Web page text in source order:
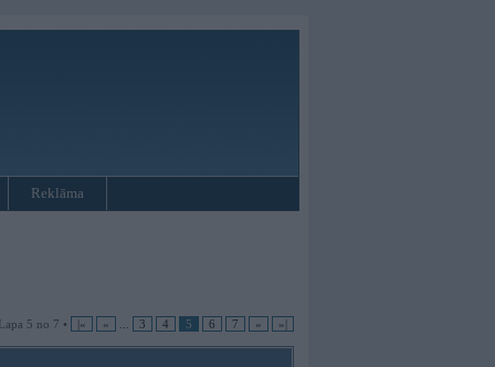
Reklāma
5 no 7 • |« « 3 4 5 6 7 » »|